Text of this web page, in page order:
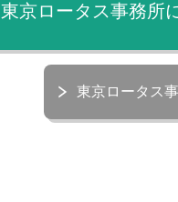
東京ロータス事務所
東京ロータス